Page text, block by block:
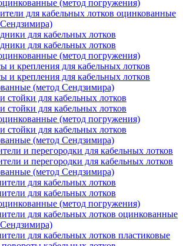
(метод погружения)
для кабельных лотков оцинкованные
для кабельных лотков
для кабельных лотков
(метод погружения)
и крепления для кабельных лотков
и крепления для кабельных лотков
(метод Сендзимира)
стойки для кабельных лотков
стойки для кабельных лотков
(метод погружения)
стойки для кабельных лотков
(метод Сендзимира)
и перегородки для кабельных лотков
и перегородки для кабельных лотков
(метод Сендзимира)
для кабельных лотков
для кабельных лотков
(метод погружения)
для кабельных лотков оцинкованные
для кабельных лотков пластиковые